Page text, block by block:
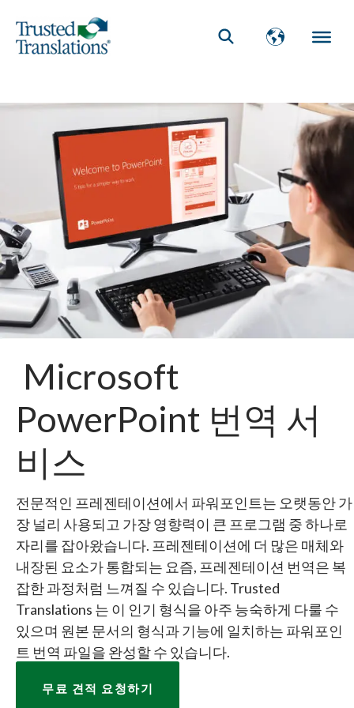
Microsoft
PowerPoint 번역 서
비스
전문적인 프레젠테이션에서 파워포인트는 오랫동안 가
장 널리 사용되고 가장 영향력이 큰 프로그램 중 하나로
자리를 잡아왔습니다. 프레젠테이션에 더 많은 매체와
내장된 요소가 통합되는 요즘, 프레젠테이션 번역은 복
잡한 과정처럼 느껴질 수 있습니다. Trusted
Translations 는 이 인기 형식을 아주 능숙하게 다룰 수
있으며 원본 문서의 형식과 기능에 일치하는 파워포인
트 번역 파일을 완성할 수 있습니다.
무료 견적 요청하기